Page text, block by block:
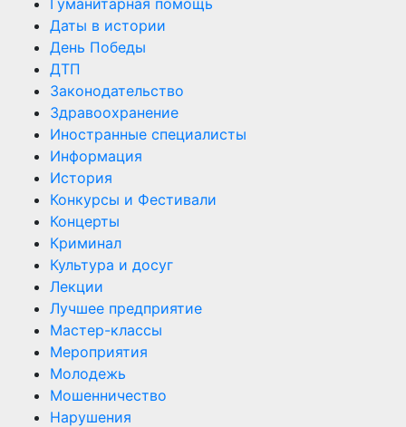
Даты в истории
День Победы
ДТП
Законодательство
Здравоохранение
Иностранные специалисты
Информация
История
Конкурсы и Фестивали
Концерты
Криминал
Культура и досуг
Лекции
Лучшее предприятие
Мастер-классы
Мероприятия
Молодежь
Мошенничество
Нарушения